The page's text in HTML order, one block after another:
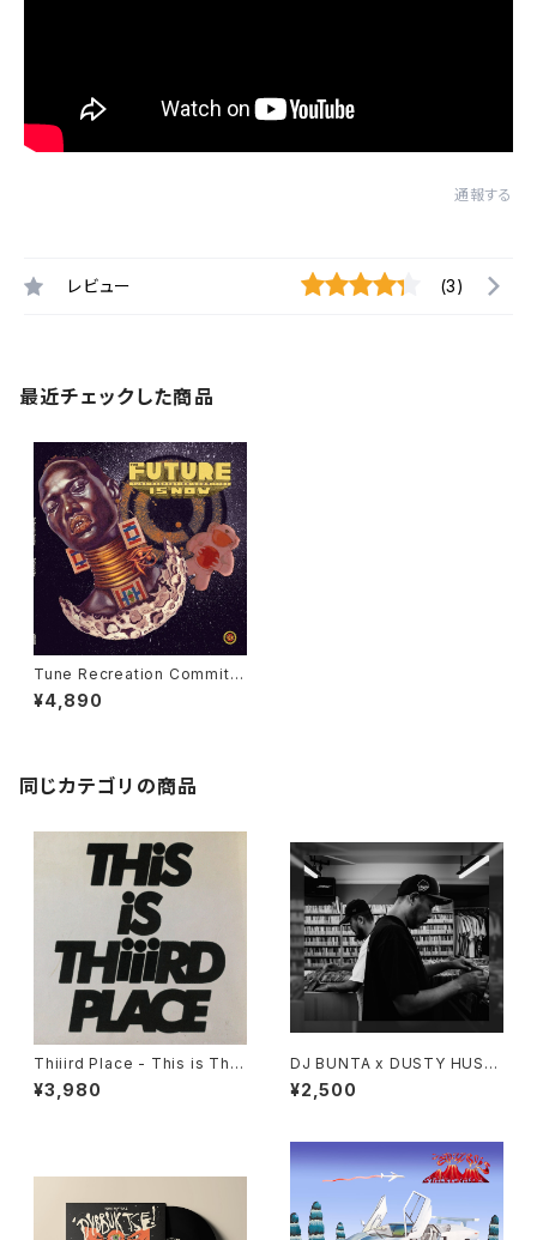
通報する
レビュー (3)
最近チェックした商品
Tune Recreation Committe
e - The Future Is Now "LP"
¥4,890
同じカテゴリの商品
Thiiird Place - This is Thiii
rd Place "LP"
¥3,980
DJ BUNTA x DUSTY HUSK
Y - 47 CAMPiN DIGGiN "C
D"
¥2,500